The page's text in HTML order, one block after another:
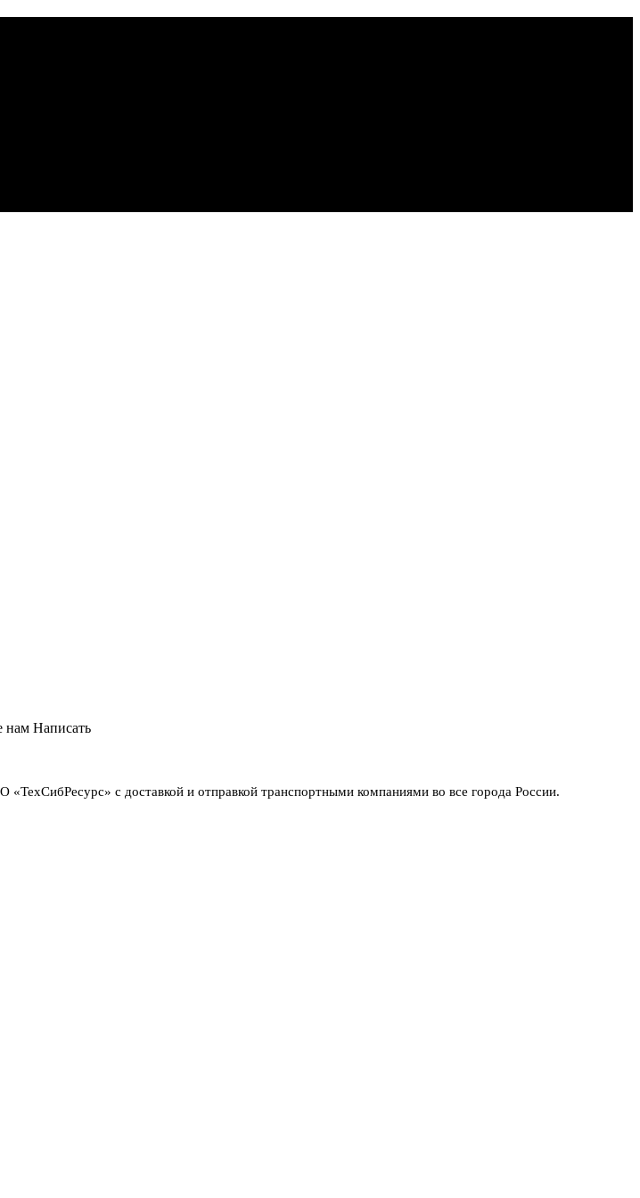
нам Написать
«ТехСибРесурс» с доставкой и отправкой транспортными компаниями во все города России.